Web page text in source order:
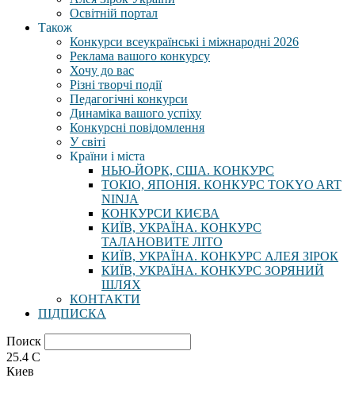
Освітній портал
Також
Конкурси всеукраїнські і міжнародні 2026
Реклама вашого конкурсу
Хочу до вас
Різні творчі події
Педагогічні конкурси
Динаміка вашого успіху
Конкурсні повідомлення
У світі
Країни і міста
НЬЮ-ЙОРК, США. КОНКУРС
ТОКІО, ЯПОНІЯ. КОНКУРС TOKYO ART
NINJA
КОНКУРСИ КИЄВА
КИЇВ, УКРАЇНА. КОНКУРС
ТАЛАНОВИТЕ ЛІТО
КИЇВ, УКРАЇНА. КОНКУРС АЛЕЯ ЗІРОК
КИЇВ, УКРАЇНА. КОНКУРС ЗОРЯНИЙ
ШЛЯХ
КОНТАКТИ
ПІДПИСКА
Поиск
25.4 C
Киев